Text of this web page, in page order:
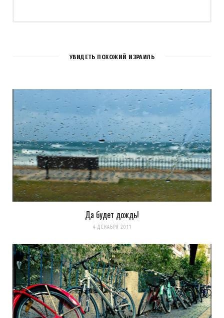
2КОММЕНТАРИЯ
Elvis
14 ЛЕТ AGO
REPLY
Вчера у меня была похожая картина, как на втором снимке,
только пиво было бельгийское :)
Продолжай бить свой рекорд, доведи его до одной минуты ;)
Загрузка...
k0ev
14 ЛЕТ AGO
REPLY
минута это конечно перебор, но 15 надо взять
Загрузка...
УВИДЕТЬ ПОХОЖИЙ ИЗРАИЛЬ
Да будет дождь!
4 ДЕКАБРЯ 2011